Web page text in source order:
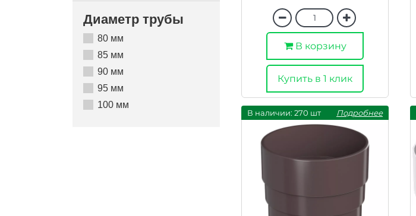
Диаметр трубы
80 мм
85 мм
90 мм
95 мм
100 мм
В корзину
Купить в 1 клик
В наличии: 270 шт Подробнее